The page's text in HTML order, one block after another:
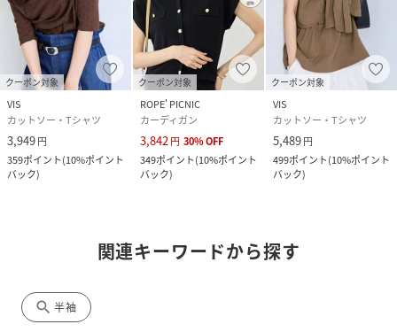
クーポン対象
VIS
カットソー・Tシャツ
3,949円
359ポイント(10%ポイント
バック)
クーポン対象
ROPE' PICNIC
カーディガン
3,842 円 30%OFF
349ポイント(10%ポイント
バック)
クーポン対象
VIS
カットソー・Tシャツ
5,489円
499ポイント(10%ポイント
バック)
関連キーワードから探す
search 半袖